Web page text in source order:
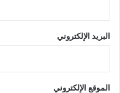
البريد الإلكتروني
الموقع الإلكتروني